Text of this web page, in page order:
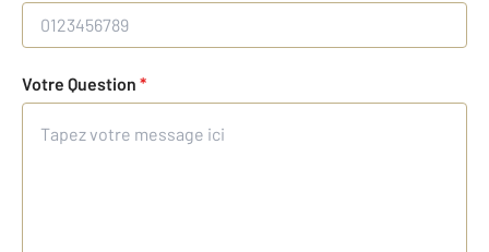
Votre Question *